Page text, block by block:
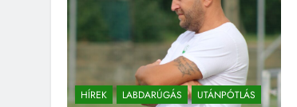
HÍREK LABDARÚGÁS UTÁNPÓTLÁS